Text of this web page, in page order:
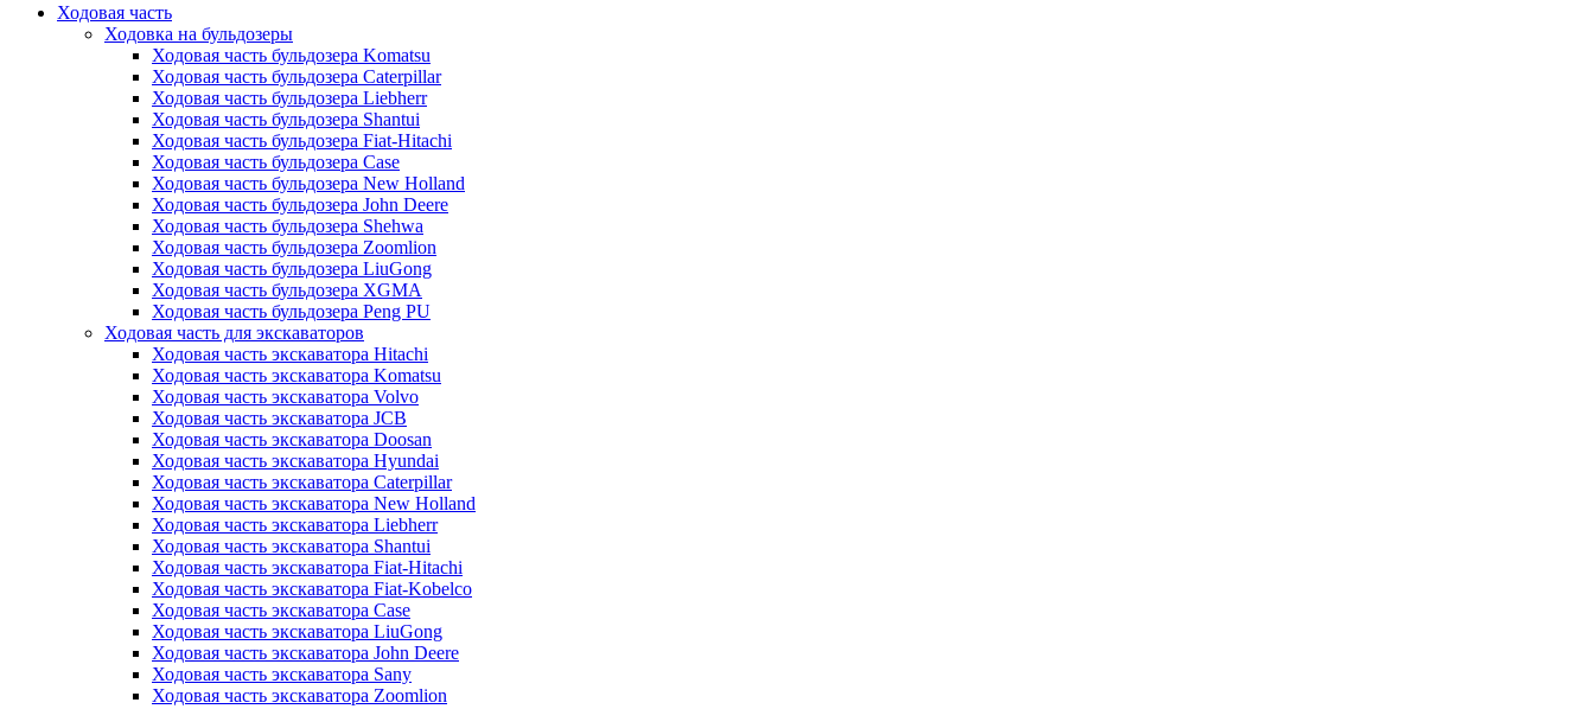
Ходовая часть
Ходовка на бульдозеры
Ходовая часть бульдозера Komatsu
Ходовая часть бульдозера Caterpillar
Ходовая часть бульдозера Liebherr
Ходовая часть бульдозера Shantui
Ходовая часть бульдозера Fiat-Hitachi
Ходовая часть бульдозера Case
Ходовая часть бульдозера New Holland
Ходовая часть бульдозера John Deere
Ходовая часть бульдозера Shehwa
Ходовая часть бульдозера Zoomlion
Ходовая часть бульдозера LiuGong
Ходовая часть бульдозера XGMA
Ходовая часть бульдозера Peng PU
Ходовая часть для экскаваторов
Ходовая часть экскаватора Hitachi
Ходовая часть экскаватора Komatsu
Ходовая часть экскаватора Volvo
Ходовая часть экскаватора JCB
Ходовая часть экскаватора Doosan
Ходовая часть экскаватора Hyundai
Ходовая часть экскаватора Caterpillar
Ходовая часть экскаватора New Holland
Ходовая часть экскаватора Liebherr
Ходовая часть экскаватора Shantui
Ходовая часть экскаватора Fiat-Hitachi
Ходовая часть экскаватора Fiat-Kobelco
Ходовая часть экскаватора Case
Ходовая часть экскаватора LiuGong
Ходовая часть экскаватора John Deere
Ходовая часть экскаватора Sany
Ходовая часть экскаватора Zoomlion